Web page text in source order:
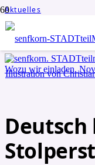
Aktuelles
Wozu wir einladen
Deutsch lernen ohne